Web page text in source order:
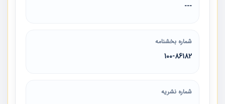
---
شماره بخشنامه
100-86182
شماره نشریه